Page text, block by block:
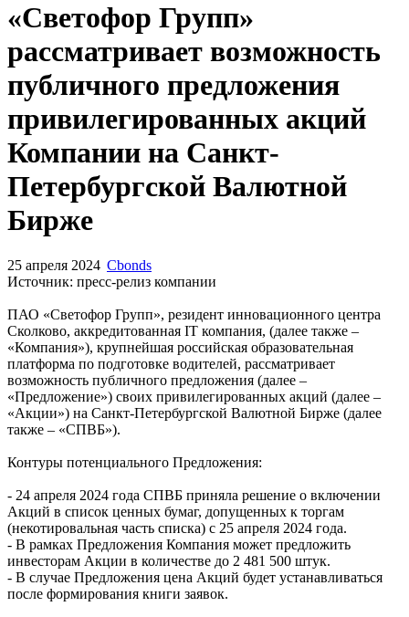
«Светофор Групп»
рассматривает возможность
публичного предложения
привилегированных акций
Компании на Санкт-
Петербургской Валютной
Бирже
25 апреля 2024 Cbonds
Источник: пресс-релиз компании
ПАО «Светофор Групп», резидент инновационного центра
Сколково, аккредитованная IT компания, (далее также –
«Компания»), крупнейшая российская образовательная
платформа по подготовке водителей, рассматривает
возможность публичного предложения (далее –
«Предложение») своих привилегированных акций (далее –
«Акции») на Санкт-Петербургской Валютной Бирже (далее
также – «СПВБ»).
Контуры потенциального Предложения:
- 24 апреля 2024 года СПВБ приняла решение о включении
Акций в список ценных бумаг, допущенных к торгам
(некотировальная часть списка) с 25 апреля 2024 года.
- В рамках Предложения Компания может предложить
инвесторам Акции в количестве до 2 481 500 штук.
- В случае Предложения цена Акций будет устанавливаться
после формирования книги заявок.